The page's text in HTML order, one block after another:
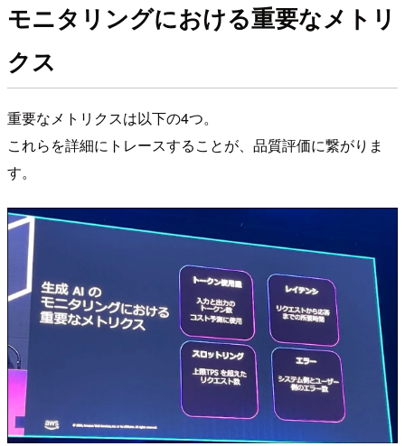
モニタリングにおける重要なメトリ
クス
重要なメトリクスは以下の4つ。
これらを詳細にトレースすることが、品質評価に繋がりま
す。